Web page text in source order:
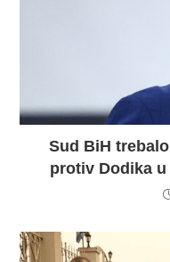
Sud BiH
protiv Dodika